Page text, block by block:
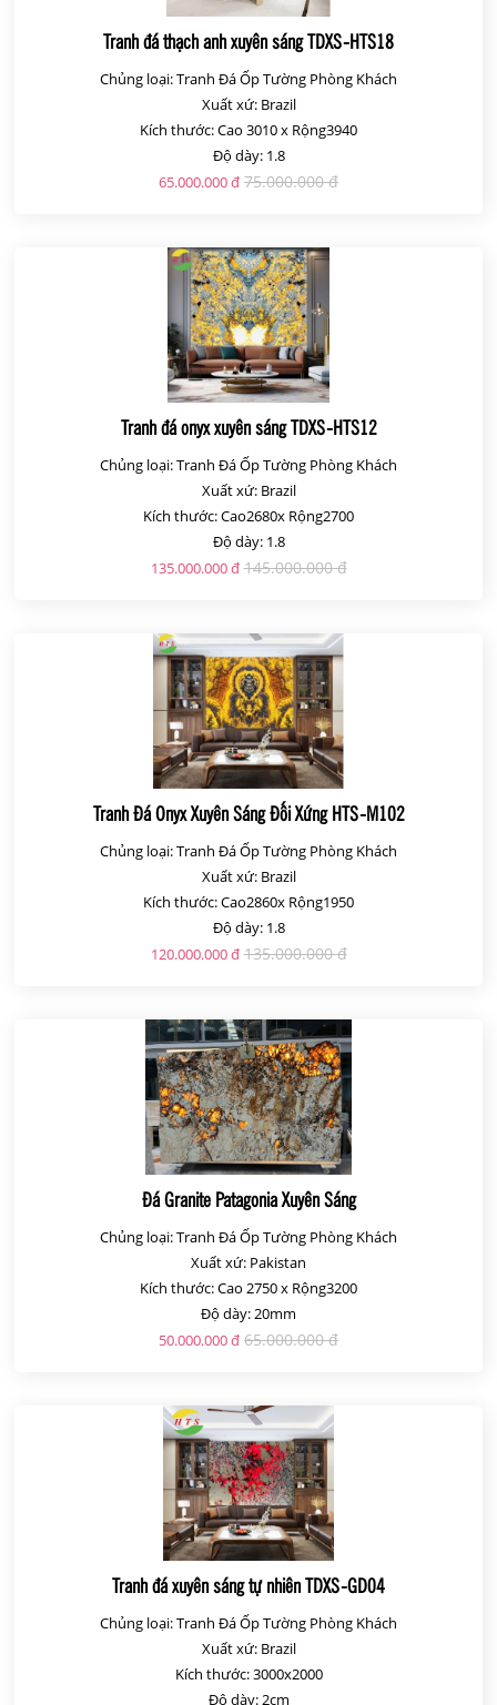
Tranh đá thạch anh xuyên sáng TDXS-HTS18
Chủng loại: Tranh Đá Ốp Tường Phòng Khách
Xuất xứ: Brazil
Kích thước: Cao 3010 x Rộng3940
Độ dày: 1.8
65.000.000 đ 75.000.000 đ
Tranh đá onyx xuyên sáng TDXS-HTS12
Chủng loại: Tranh Đá Ốp Tường Phòng Khách
Xuất xứ: Brazil
Kích thước: Cao2680x Rộng2700
Độ dày: 1.8
135.000.000 đ 145.000.000 đ
Tranh Đá Onyx Xuyên Sáng Đối Xứng HTS-M102
Chủng loại: Tranh Đá Ốp Tường Phòng Khách
Xuất xứ: Brazil
Kích thước: Cao2860x Rộng1950
Độ dày: 1.8
120.000.000 đ 135.000.000 đ
Đá Granite Patagonia Xuyên Sáng
Chủng loại: Tranh Đá Ốp Tường Phòng Khách
Xuất xứ: Pakistan
Kích thước: Cao 2750 x Rộng3200
Độ dày: 20mm
50.000.000 đ 65.000.000 đ
Tranh đá xuyên sáng tự nhiên TDXS-GD04
Chủng loại: Tranh Đá Ốp Tường Phòng Khách
Xuất xứ: Brazil
Kích thước: 3000x2000
Độ dày: 2cm